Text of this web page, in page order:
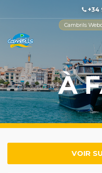
+34
Cambrils
À
VOIR